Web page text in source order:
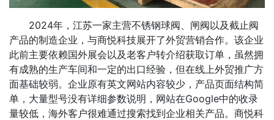
2024年，江苏一家主营不锈钢球阀、闸阀以及截止阀
产品的制造企业，与商悦科技展开了外贸营销合作。该企业
此前主要依赖国外展会以及老客户转介绍获取订单，虽然拥
有成熟的生产车间和一定的出口经验，但在线上外贸推广方
面基础较弱。企业原有英文网站内容较少，产品页面结构简
单，大量型号没有详细参数说明，网站在Google中的收录
量较低，海外客户很难通过搜索找到企业相关产品。商悦科